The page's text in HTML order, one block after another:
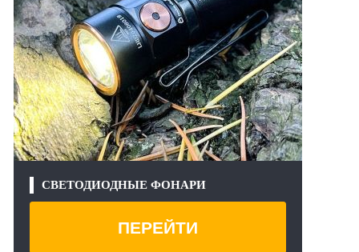
СВЕТОДИОДНЫЕ ФОНАРИ
ПЕРЕЙТИ